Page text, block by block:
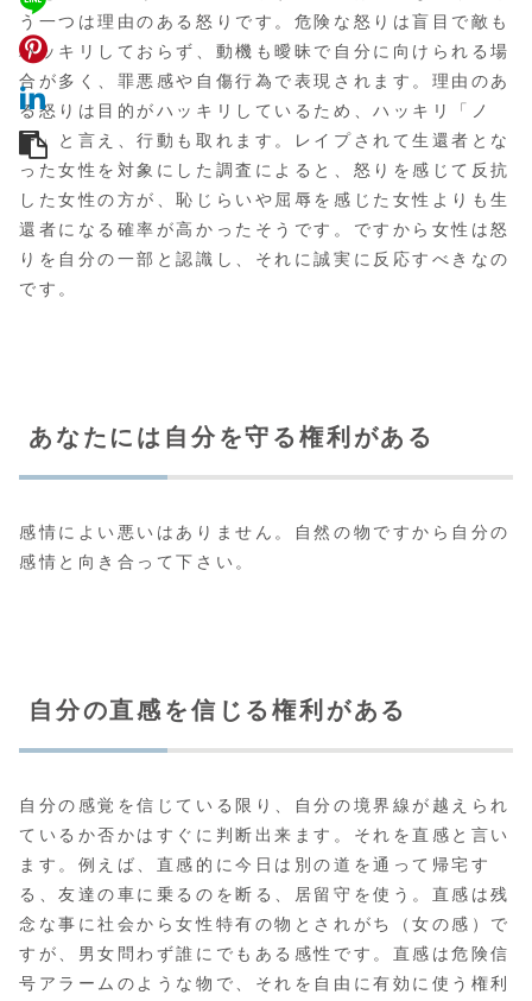
う一つは理由のある怒りです。危険な怒りは盲目で敵も
ハッキリしておらず、動機も曖昧で自分に向けられる場
合が多く、罪悪感や自傷行為で表現されます。理由のあ
る怒りは目的がハッキリしているため、ハッキリ「ノ
ー」と言え、行動も取れます。レイプされて生還者とな
った女性を対象にした調査によると、怒りを感じて反抗
した女性の方が、恥じらいや屈辱を感じた女性よりも生
還者になる確率が高かったそうです。ですから女性は怒
りを自分の一部と認識し、それに誠実に反応すべきなの
です。
あなたには自分を守る権利がある
感情によい悪いはありません。自然の物ですから自分の
感情と向き合って下さい。
自分の直感を信じる権利がある
自分の感覚を信じている限り、自分の境界線が越えられ
ているか否かはすぐに判断出来ます。それを直感と言い
ます。例えば、直感的に今日は別の道を通って帰宅す
る、友達の車に乗るのを断る、居留守を使う。直感は残
念な事に社会から女性特有の物とされがち（女の感）で
すが、男女問わず誰にでもある感性です。直感は危険信
号アラームのような物で、それを自由に有効に使う権利